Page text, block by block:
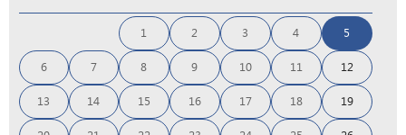
1 2 3 4 5
6 7 8 9 10 11 12
13 14 15 16 17 18 19